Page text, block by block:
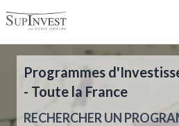
Programmes
- Toute la France
RECHERCHER UN